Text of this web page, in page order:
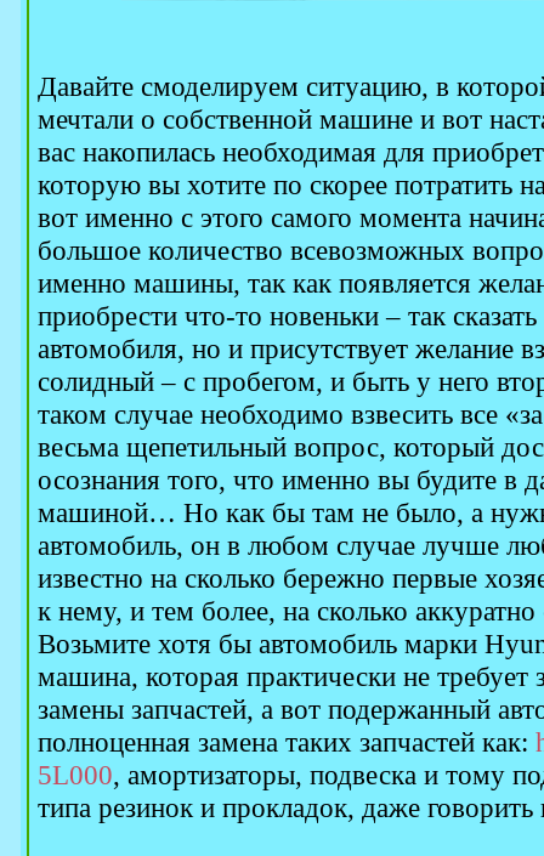
Давайте смоделируем ситуацию, в
мечтали о собственной машине и вот
вас накопилась необходимая для
которую вы хотите по скорее потратить
вот именно с этого самого момента
большое количество всевозможных
именно машины, так как появляется
приобрести что-то новеньки – так
автомобиля, но и присутствует желание
солидный – с пробегом, и быть у него
таком случае необходимо взвесить все
весьма щепетильный вопрос, который
осознания того, что именно вы будите в
машиной… Но как бы там не было, а
автомобиль, он в любом случае лучше
известно на сколько бережно первые
к нему, и тем более, на сколько аккуратно
Возьмите хотя бы автомобиль марки
машина, которая практически не требует
замены запчастей, а вот подержанный
полноценная замена таких запчастей как:
5L000, амортизаторы, подвеска и тому
типа резинок и прокладок, даже